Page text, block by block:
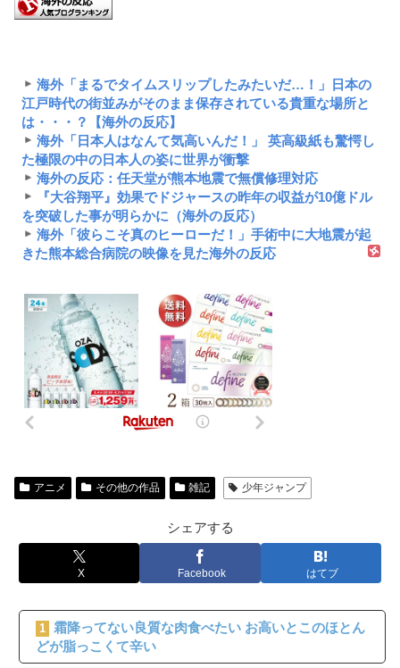
海外「まるでタイムスリップしたみたいだ…！」日本の
江戸時代の街並みがそのまま保存されている貴重な場所と
は・・・？【海外の反応】
海外「日本人はなんて気高いんだ！」 英高級紙も驚愕し
た極限の中の日本人の姿に世界が衝撃
海外の反応：任天堂が熊本地震で無償修理対応
『大谷翔平』効果でドジャースの昨年の収益が10億ドル
を突破した事が明らかに（海外の反応）
海外「彼らこそ真のヒーローだ！」手術中に大地震が起
きた熊本総合病院の映像を見た海外の反応
アニメ その他の作品 雑記 少年ジャンプ
シェアする
X Facebook はてブ
1
霜降ってない良質な肉食べたい お高いとこのほとん
どが脂っこくて辛い